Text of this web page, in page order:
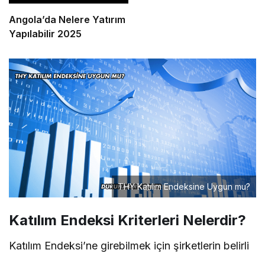
Angola’da Nelere Yatırım
Yapılabilir 2025
THY Katılım Endeksine Uygun mu?
Katılım Endeksi Kriterleri Nelerdir?
Katılım Endeksi’ne girebilmek için şirketlerin belirli